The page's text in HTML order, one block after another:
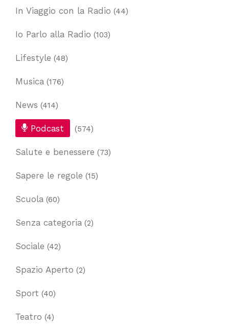
In Viaggio con la Radio (44)
Io Parlo alla Radio (103)
Lifestyle (48)
Musica (176)
News (414)
Podcast (574)
Salute e benessere (73)
Sapere le regole (15)
Scuola (60)
Senza categoria (2)
Sociale (42)
Spazio Aperto (2)
Sport (40)
Teatro (4)